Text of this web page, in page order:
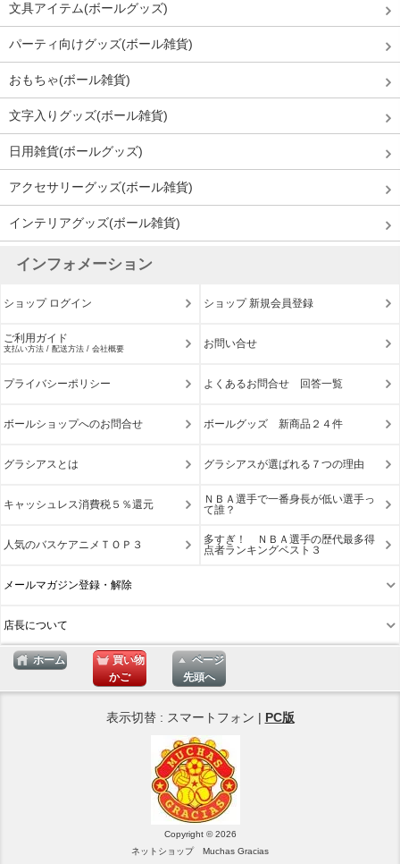
文具アイテム(ボールグッズ)
パーティ向けグッズ(ボール雑貨)
おもちゃ(ボール雑貨)
文字入りグッズ(ボール雑貨)
日用雑貨(ボールグッズ)
アクセサリーグッズ(ボール雑貨)
インテリアグッズ(ボール雑貨)
インフォメーション
ショップ ログイン ショップ 新規会員登録
ご利用ガイド
支払い方法 / 配送方法 / 会社概要 お問い合せ
プライバシーポリシー よくあるお問合せ 回答一覧
ボールショップへのお問合せ ボールグッズ 新商品２４件
グラシアスとは グラシアスが選ばれる７つの理由
キャッシュレス消費税５％還元
ＮＢＡ選手で一番身長が低い選手っ
て誰？
人気のバスケアニメＴＯＰ３
多すぎ！ ＮＢＡ選手の歴代最多得
点者ランキングベスト３
メールマガジン登録・解除
店長について
ホーム
買い物
かご
ページ
先頭へ
表示切替 : スマートフォン | PC版
Copyright © 2026
ネットショップ Muchas Gracias